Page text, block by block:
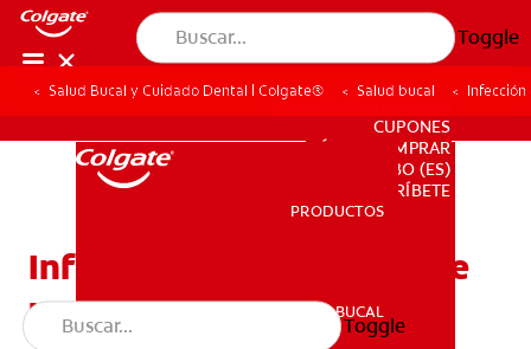
Toggle
PRODUCTOS
SALUD BUCAL
PARA PROFESIONALES
CUPONES
DÓNDE COMPRAR
BO (ES)
SUSCRÍBETE
PRODUCTOS
SALUD BUCAL
Toggle
Salud Bucal y Cuidado Dental | Colgate® Salud bucal
Infección ósea después de
una extracción dental